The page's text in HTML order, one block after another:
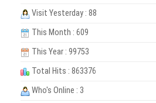
Visit Yesterday : 88
This Month : 609
This Year : 99753
Total Hits : 863376
Who's Online : 3